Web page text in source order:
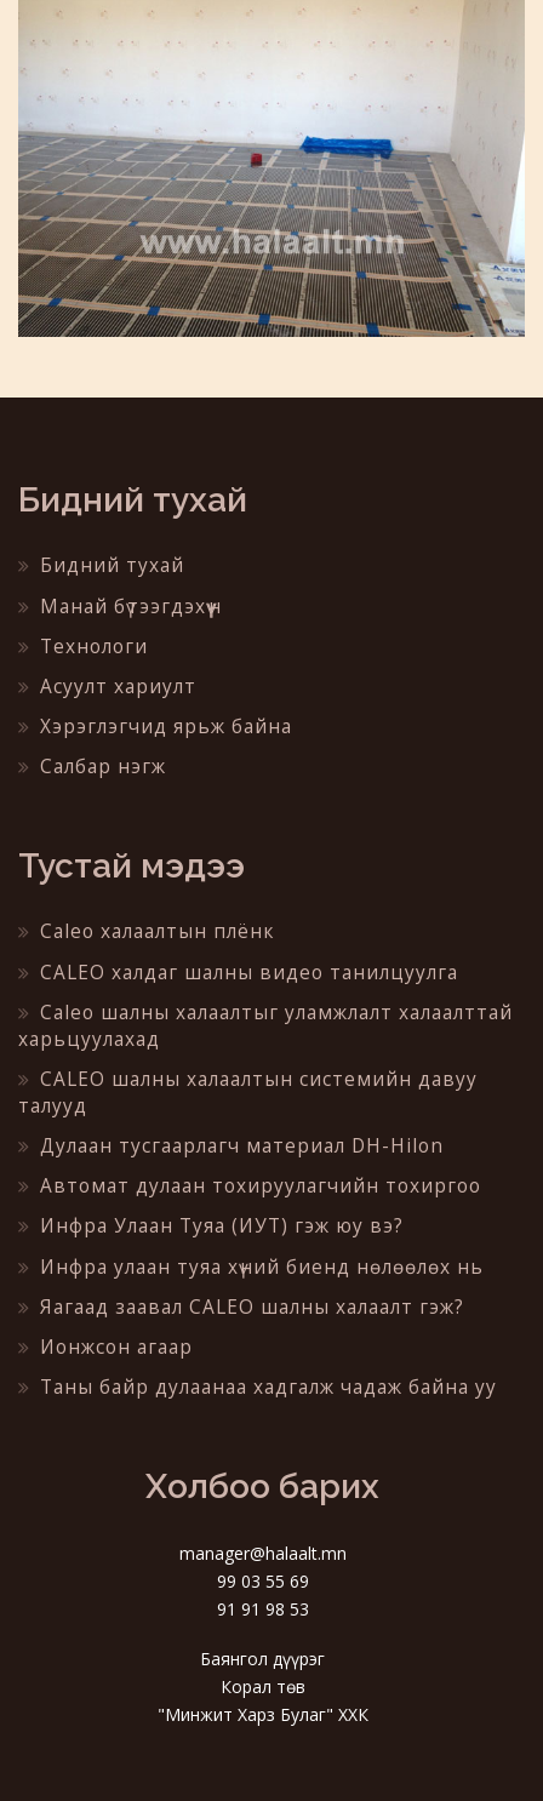
Бидний тухай
Бидний тухай
Манай бүтээгдэхүүн
Технологи
Асуулт хариулт
Хэрэглэгчид ярьж байна
Салбар нэгж
Тустай мэдээ
Caleo халаалтын плёнк
CALEO халдаг шалны видео танилцуулга
Caleo шалны халаалтыг уламжлалт халаалттай
харьцуулахад
CALEO шалны халаалтын системийн давуу
талууд
Дулаан тусгаарлагч материал DH-Hilon
Автомат дулаан тохируулагчийн тохиргоо
Инфра Улаан Туяа (ИУТ) гэж юу вэ?
Инфра улаан туяа хүний биенд нөлөөлөх нь
Яагаад заавал CALEO шалны халаалт гэж?
Ионжсон агаар
Таны байр дулаанаа хадгалж чадаж байна уу
Холбоо барих
manager@halaalt.mn
99 03 55 69
91 91 98 53
Баянгол дүүрэг
Корал төв
"Минжит Харз Булаг" ХХК